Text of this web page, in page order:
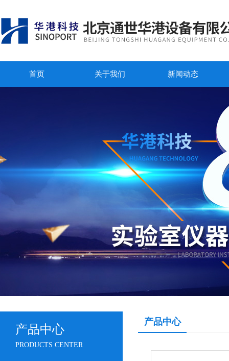
首页 关于我们 新闻动态
产品中心
PRODUCTS CENTER
产品中心